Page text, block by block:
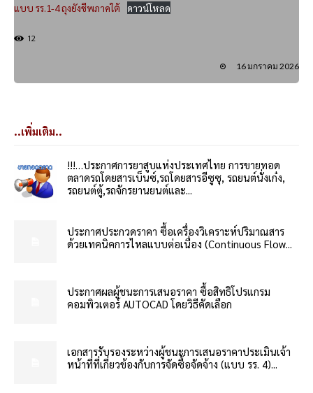
แบบ รร.1-4 ถุงยังชีพภาคใต้ ดาวน์โหลด
12
16 มกราคม 2026
..เพิ่มเติม..
!!!…ประกาศการยาสูบแห่งประเทศไทย การขายทอด
ตลาดรถโดยสารเบ็นซ์,รถโดยสารอีซูซุ, รถยนต์นั่งเก๋ง,
รถยนต์ตู้,รถจักรยานยนต์และ...
ประกาศประกวดราคา ซื้อเครื่องวิเคราะห์ปริมาณสาร
ด้วยเทคนิคการไหลแบบต่อเนื่อง (Continuous Flow...
ประกาศผลผู้ชนะการเสนอราคา ซื้อสิทธิโปรแกรม
คอมพิวเตอร์ AUTOCAD โดยวิธีคัดเลือก
เอกสารรับรองระหว่างผู้ชนะการเสนอราคาประเมินเจ้า
หน้าที่ที่เกี่ยวข้องกับการจัดซื้อจัดจ้าง (แบบ รร. 4)...